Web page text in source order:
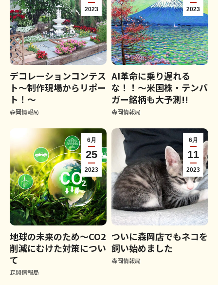
2023
デコレーションコンテス
ト～制作現場からリポー
ト！～
森岡情報局
2023
AI革命に乗り遅れる
な！！～米国株・テンバ
ガー銘柄も大予測!!
森岡情報局
6月
25
2023
地球の未来のため～CO2
削減にむけた対策につい
て
森岡情報局
6月
11
2023
ついに森岡店でもネコを
飼い始めました
森岡情報局